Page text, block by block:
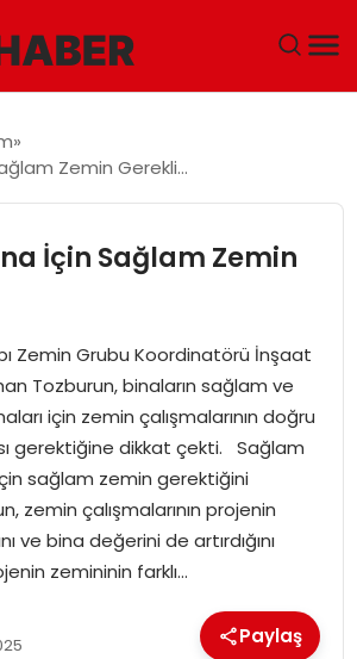
Zemin Gerekli…
İçin Sağlam Zemin
Grubu Koordinatörü İnşaat
Tozburun, binaların sağlam ve
için zemin çalışmalarının doğru
gerektiğine dikkat çekti. Sağlam
sağlam zemin gerektiğini
zemin çalışmalarının projenin
ve bina değerini de artırdığını
zemininin farklı…
Paylaş